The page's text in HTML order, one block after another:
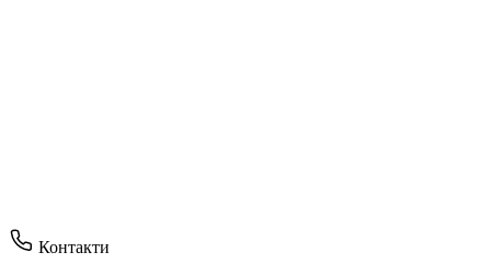
Контакти